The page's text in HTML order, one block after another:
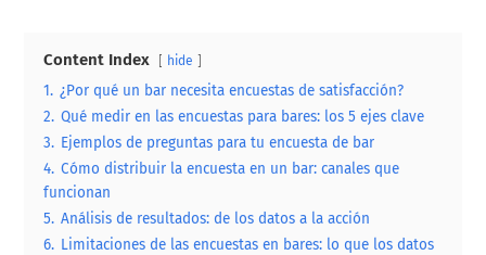
Content Index hide
1. ¿Por qué un bar necesita encuestas de satisfacción?
2. Qué medir en las encuestas para bares: los 5 ejes clave
3. Ejemplos de preguntas para tu encuesta de bar
4. Cómo distribuir la encuesta en un bar: canales que
funcionan
5. Análisis de resultados: de los datos a la acción
6. Limitaciones de las encuestas en bares: lo que los datos